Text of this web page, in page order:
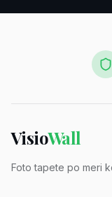
VisioWall
Foto tapete po meri